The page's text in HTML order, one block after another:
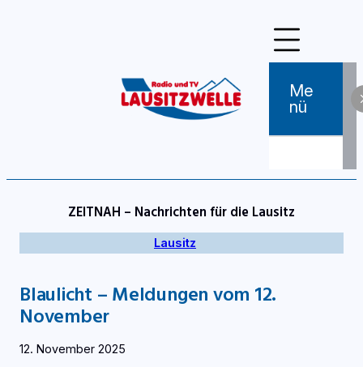
Me
Nü
ZEITNAH – Nachrichten für die Lausitz
Lausitz
Blaulicht – Meldungen vom 12.
November
12. November 2025